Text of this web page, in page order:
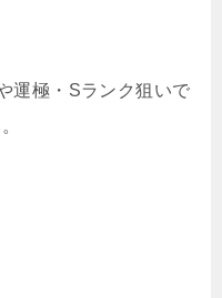
運極・Sランク狙いで